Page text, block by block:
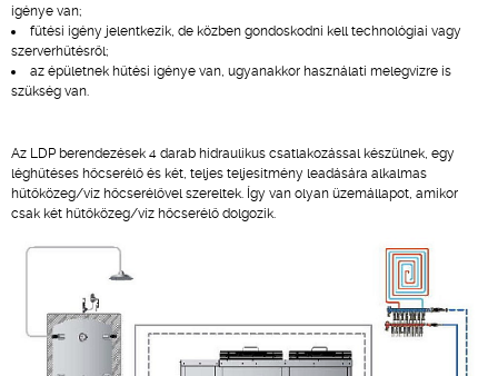
igénye van;
fűtési igény jelentkezik, de közben gondoskodni kell technológiai vagy
szerverhűtésről;
az épületnek hűtési igénye van, ugyanakkor használati melegvízre is
szükség van.
Az LDP berendezések 4 darab hidraulikus csatlakozással készülnek, egy
léghűtéses hőcserélő és két, teljes teljesítmény leadására alkalmas
hűtőközeg/víz hőcserélővel szereltek. Így van olyan üzemállapot, amikor
csak két hűtőközeg/víz hőcserélő dolgozik.